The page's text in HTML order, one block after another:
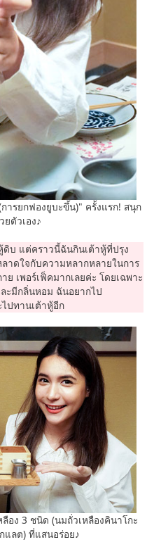
ารยกฟองยูบะขึ้น)" ครั้งแรก! สนุก
ตัวเอง♪
บ แต่คราวนี้ฉันกินเต้าหู้ที่ปรุง
าดใจกับความหลากหลายในการ
ย เพอร์เฟ็คมากเลยค่ะ โดยเฉพาะ
ะมีกลิ่นหอม ฉันอยากไป
ปทานเต้าหู้อีก
อง 3 ชนิด (นมถั่วเหลืองคินาโกะ
แลต) ที่แสนอร่อย♪